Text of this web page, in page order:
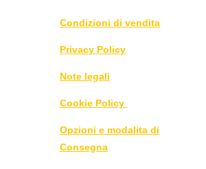
Condizioni di vendita
Privacy Policy
Note legali
Cookie Policy
Opzioni e modalita di
Consegna